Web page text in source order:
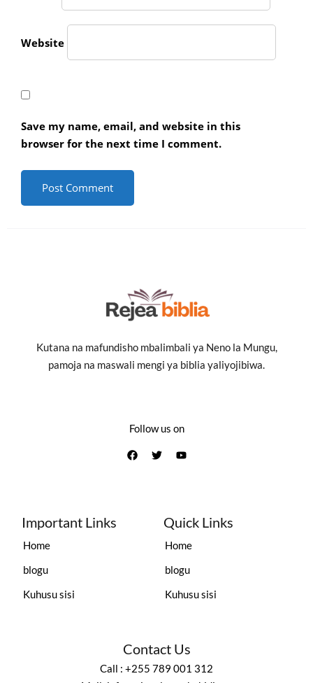
Website
Save my name, email, and website in this
browser for the next time I comment.
Kutana na mafundisho mbalimbali ya Neno la Mungu,
pamoja na maswali mengi ya biblia yaliyojibiwa.
Follow us on
Important Links
Home
blogu
Kuhusu sisi
Quick Links
Home
blogu
Kuhusu sisi
Contact Us
Call : +255 789 001 312